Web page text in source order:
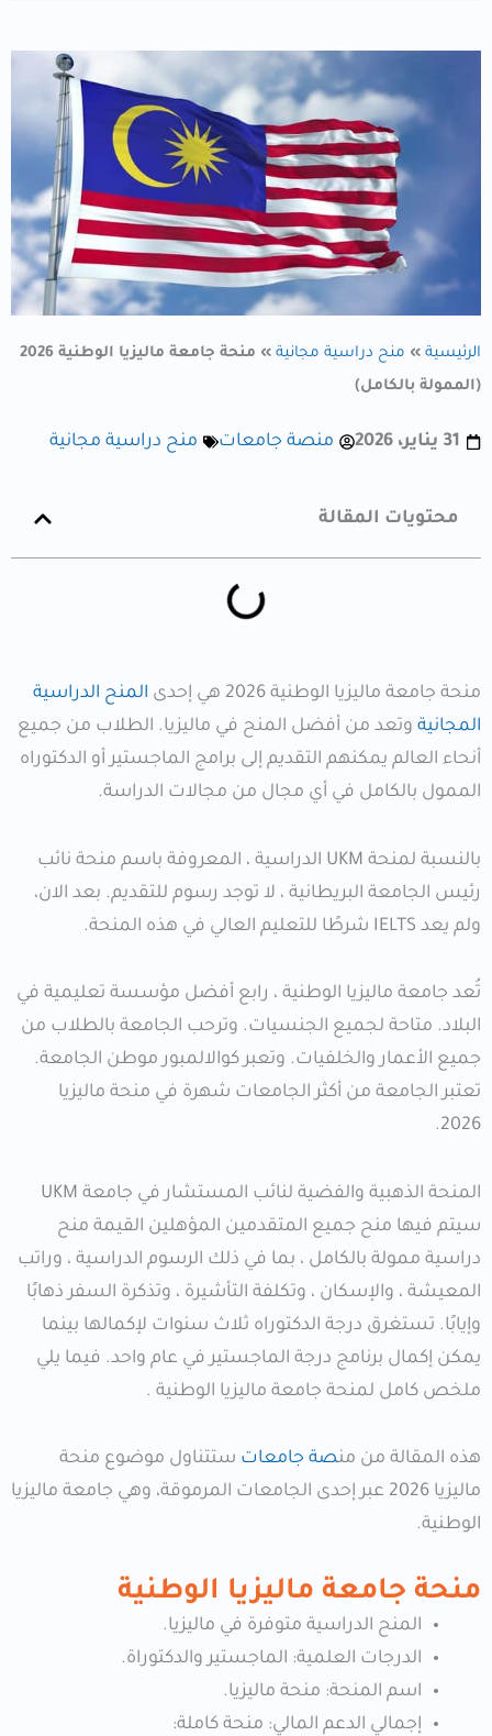
الرئيسية » منح دراسية مجانية »
منحة جامعة ماليزيا الوطنية 2026
(الممولة بالكامل)
31 يناير، 2026 منصة جامعات منح دراسية مجانية
محتويات المقالة
منحة جامعة ماليزيا الوطنية 2026 هي إحدى
المنح الدراسية
المجانية وتعد من أفضل المنح في ماليزيا. الطلاب من جميع
أنحاء العالم يمكنهم التقديم إلى برامج الماجستير أو الدكتوراه
الممول بالكامل في أي مجال من مجالات الدراسة.
بالنسبة لمنحة UKM الدراسية ، المعروفة باسم منحة نائب
رئيس الجامعة البريطانية ، لا توجد رسوم للتقديم. بعد الان،
ولم يعد IELTS شرطًا للتعليم العالي في هذه المنحة.
تُعد جامعة ماليزيا الوطنية ، رابع أفضل مؤسسة تعليمية في
البلاد. متاحة لجميع الجنسيات. وترحب الجامعة بالطلاب من
جميع الأعمار والخلفيات. وتعبر كوالالمبور موطن الجامعة.
تعتبر الجامعة من أكثر الجامعات شهرة في منحة ماليزيا
2026.
المنحة الذهبية والفضية لنائب المستشار في جامعة UKM
سيتم فيها منح جميع المتقدمين المؤهلين القيمة منح
دراسية ممولة بالكامل ، بما في ذلك الرسوم الدراسية ، وراتب
المعيشة ، والإسكان ، وتكلفة التأشيرة ، وتذكرة السفر ذهابًا
وإيابًا. تستغرق درجة الدكتوراه ثلاث سنوات لإكمالها بينما
يمكن إكمال برنامج درجة الماجستير في عام واحد. فيما يلي
ملخص كامل لمنحة جامعة ماليزيا الوطنية .
هذه المقالة من منصة جامعات ستتناول موضوع منحة
ماليزيا 2026 عبر إحدى الجامعات المرموقة، وهي جامعة ماليزيا
الوطنية.
منحة جامعة ماليزيا الوطنية
المنح الدراسية متوفرة في ماليزيا.
الدرجات العلمية: الماجستير والدكتوراة.
اسم المنحة: منحة ماليزيا.
إجمالي الدعم المالي: منحة كاملة: